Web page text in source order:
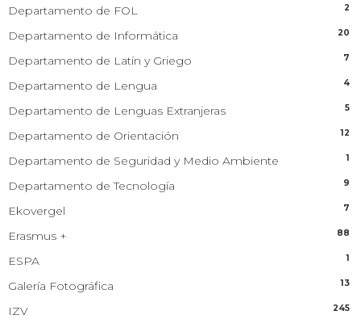
Departamento de FOL 2
Departamento de Informática 20
Departamento de Latín y Griego 7
Departamento de Lengua 4
Departamento de Lenguas Extranjeras 5
Departamento de Orientación 12
Departamento de Seguridad y Medio Ambiente 1
Departamento de Tecnología 9
Ekovergel 7
Erasmus + 88
ESPA 1
Galería Fotográfica 13
IZV 245